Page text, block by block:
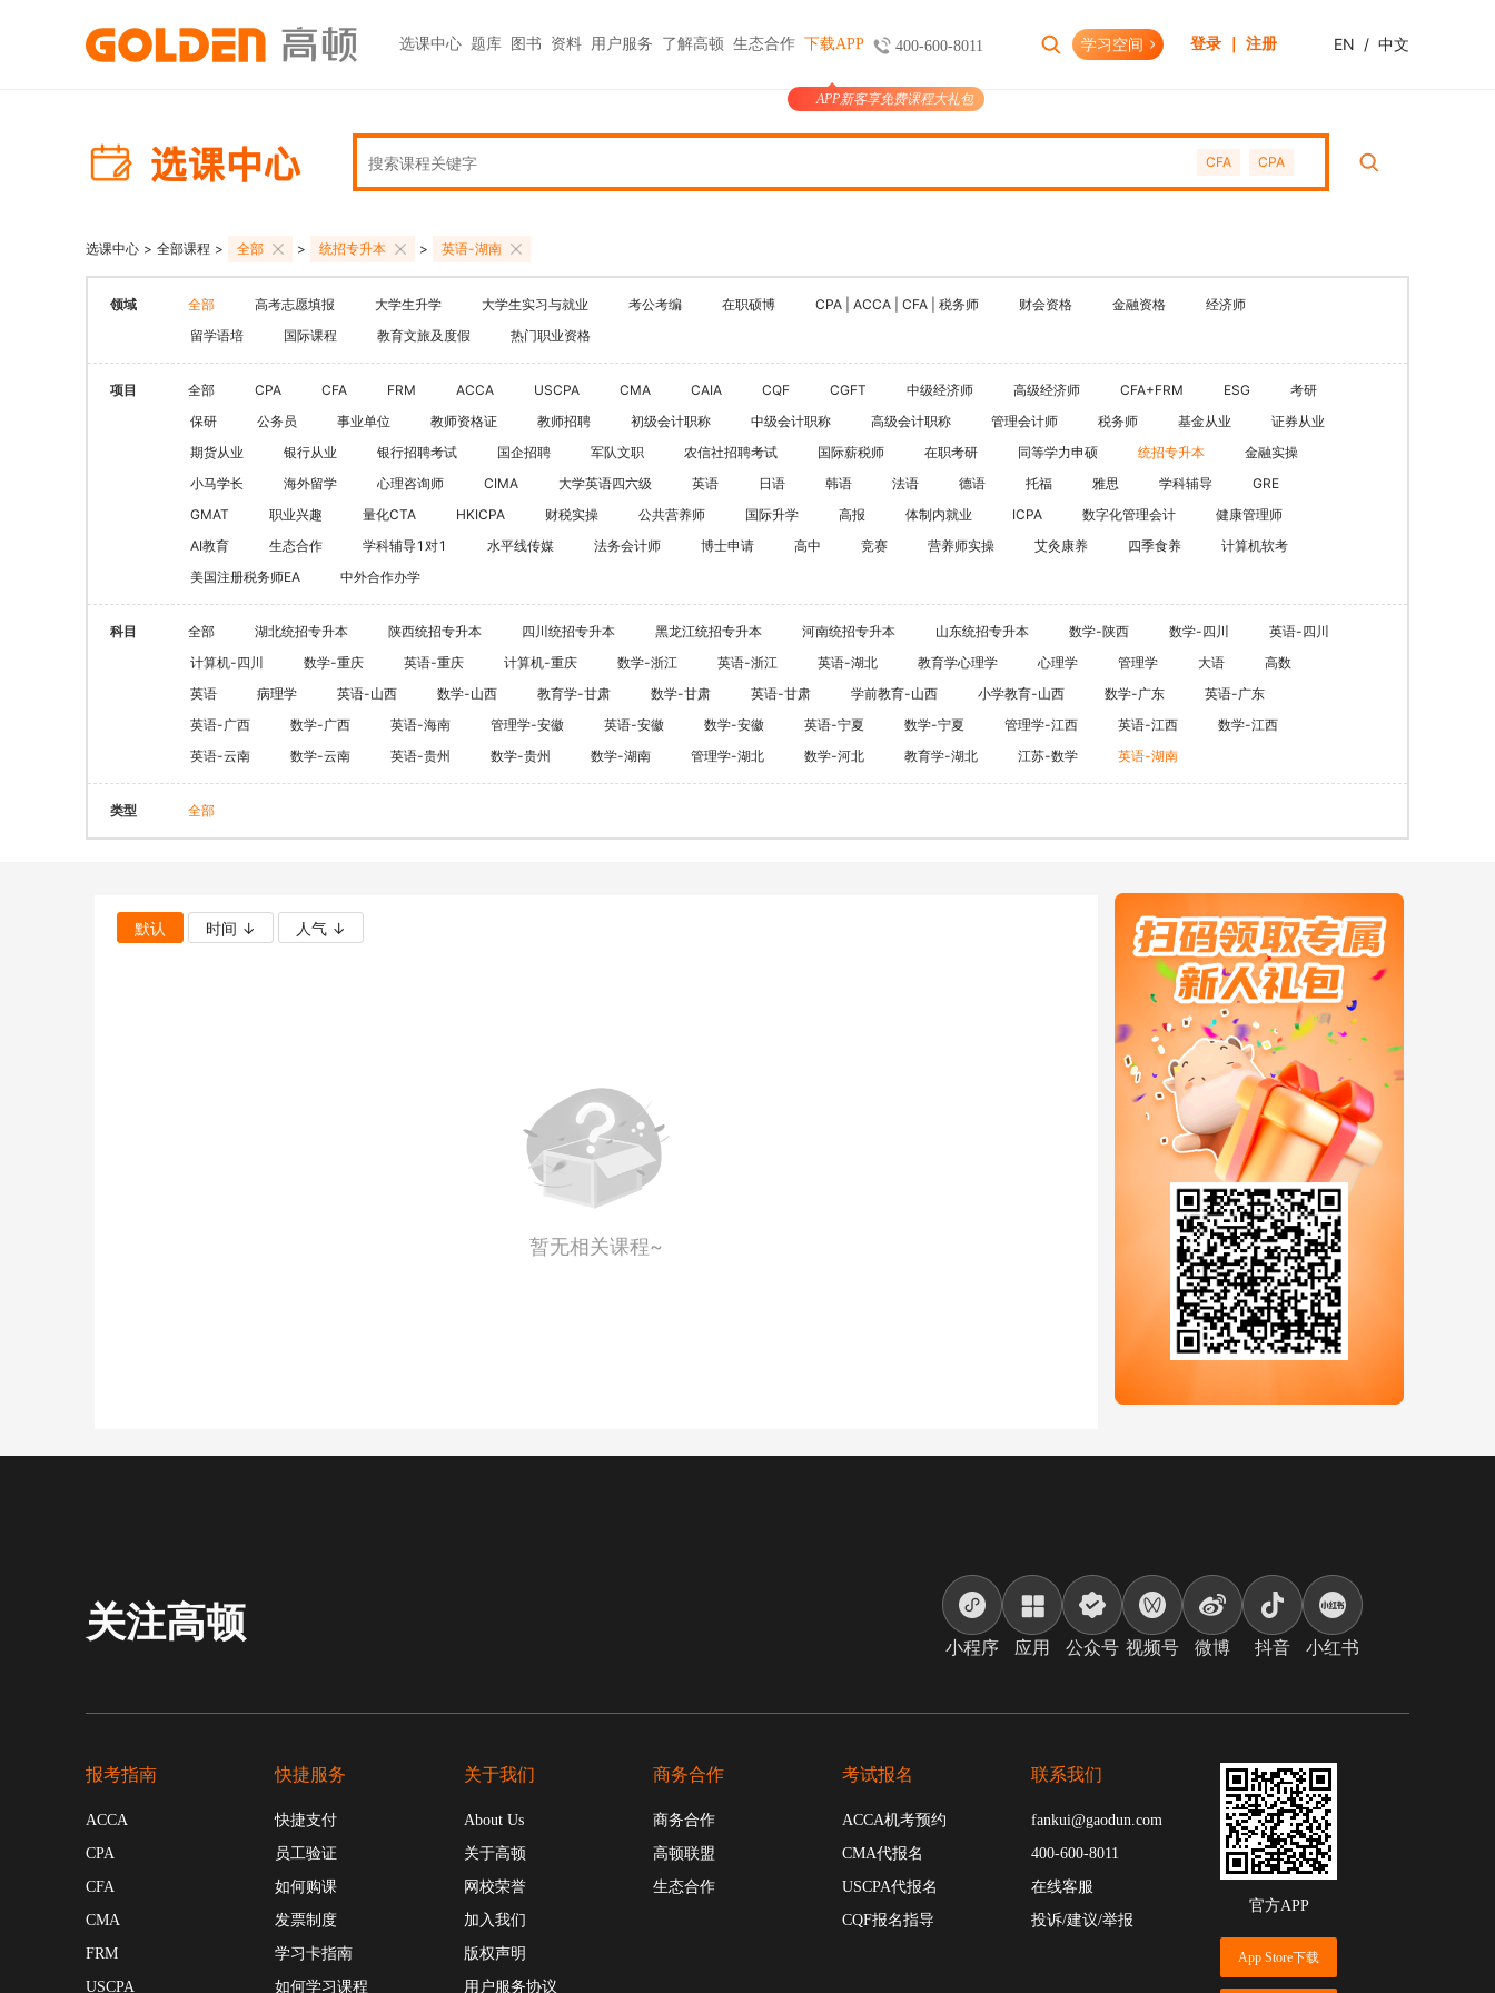
选课中心
金融资格
基金从业
银行从业
CFA+FRM
CQF(国际量化金融证书)
CGFT（特许全球金融科技师）
CAIA(特许另类投资分析师）
HOT
大学生升学
考研 HOT
大学英语四六级
保研 HOT
热门职业资格
心理咨询师
健康管理师
社会工作师
国际薪税师
AI教育
教育文旅及度假
海外研游学
大学生实习与就业
小马学长
国际课程
紫藤国际 NEW
CPA | ACCA | CFA | 税务师
CPA
考公考编
公务员 HOT
国企招聘
留学语培
海外留学
GMAT
日语
韩语
法语
财会资格
初级会计职称
CPA(注册会计师)
管理会计师
ACCA HOT
数字化管理会计
在职硕博
在职考研
博士申请
题库 图书
初级职称
CPA（注册会计师） HOT
税务师
中级经济师
实践与管理
ACCA
CFA
FRM
官方商城
资料 用户服务
ACCA
CFA
CMA
FRM
USCPA
快捷支付
如何购课
网上支付
发票制度
如何学习课程
考试报名
CQF报名指导 考试资讯
了解高顿 生态合作 下载APP
APP新客享免费课程大礼包
400-600-8011 学习空间 登录 ｜ 注册 EN / 中文
CFA CPA
选课中心 > 全部课程 > 全部 > 统招专升本 > 英语-湖南
领域 全部 高考志愿填报 大学生升学 大学生实习与就业 考公考编 在职硕博 CPA | ACCA | CFA | 税务师 财会资格 金融资格
经济师
留学语培
国际课程 教育文旅及度假 热门职业资格
项目 全部 CPA CFA FRM ACCA USCPA CMA CAIA CQF CGFT 中级经济师 高级经济师 CFA+FRM ESG
考研
保研
公务员 事业单位 教师资格证 教师招聘 初级会计职称 中级会计职称 高级会计职称 管理会计师 税务师 基金从业
证券从业
期货从业
银行从业 银行招聘考试 国企招聘 军队文职 农信社招聘考试 国际薪税师 在职考研 同等学力申硕 统招专升本
金融实操
小马学长
海外留学 心理咨询师 CIMA 大学英语四六级 英语 日语 韩语 法语 德语 托福 雅思 学科辅导
GRE
GMAT
职业兴趣 量化CTA HKICPA 财税实操 公共营养师 国际升学 高报 体制内就业 ICPA 数字化管理会计
健康管理师
AI教育
生态合作 学科辅导1对1 水平线传媒 法务会计师 博士申请 高中 竞赛 营养师实操 艾灸康养 四季食养
计算机软考
美国注册税务师EA
中外合作办学
科目 全部 湖北统招专升本 陕西统招专升本 四川统招专升本 黑龙江统招专升本 河南统招专升本 山东统招专升本 数学-陕西 数学-四川
英语-四川
计算机-四川
数学-重庆 英语-重庆 计算机-重庆 数学-浙江 英语-浙江 英语-湖北 教育学心理学 心理学 管理学 大语
高数
英语
病理学 英语-山西 数学-山西 教育学-甘肃 数学-甘肃 英语-甘肃 学前教育-山西 小学教育-山西 数学-广东
英语-广东
英语-广西
数学-广西 英语-海南 管理学-安徽 英语-安徽 数学-安徽 英语-宁夏 数学-宁夏 管理学-江西 英语-江西
数学-江西
英语-云南
数学-云南 英语-贵州 数学-贵州 数学-湖南 管理学-湖北 数学-河北 教育学-湖北 江苏-数学 英语-湖南
类型 全部
默认 时间 ↓ 人气 ↓
暂无相关课程~
关注高顿
小程序 应用 公众号 视频号 微博 抖音 小红书
报考指南
ACCA
CPA
CFA
CMA
FRM
USCPA
快捷服务
快捷支付
员工验证
如何购课
发票制度
学习卡指南
如何学习课程
关于我们
About Us
关于高顿
网校荣誉
加入我们
版权声明
用户服务协议
商务合作
商务合作
高顿联盟
生态合作
考试报名
ACCA机考预约
CMA代报名
USCPA代报名
CQF报名指导
联系我们
fankui@gaodun.com
400-600-8011
在线客服
投诉/建议/举报
官方APP
App Store下载